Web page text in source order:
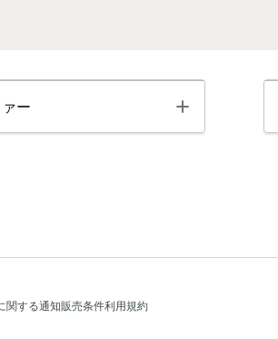
ー Toggle
関する通知販売条件利用規約